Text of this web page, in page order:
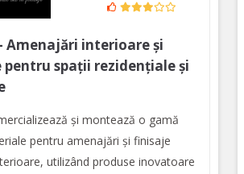
Amenajări interioare și
spații rezidențiale și
și montează o gamă
pentru amenajări și finisaje
utilizând produse inovatoare